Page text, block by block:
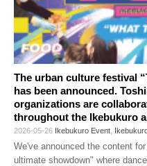
The urban culture festival
has been announced.
organizations are
throughout the Ikebukuro
2026-05-26 Ikebukuro Event
We've announced the content
ultimate showdown" where